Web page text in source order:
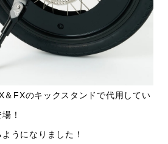
FXのキックスタンドで代用してい
！
うになりました！